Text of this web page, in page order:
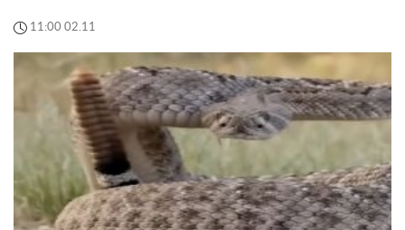
11:00 02.11